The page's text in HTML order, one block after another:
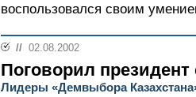
воспользовался своим
// 02.08.2002
Поговорил
Лидеры «Демвыбора